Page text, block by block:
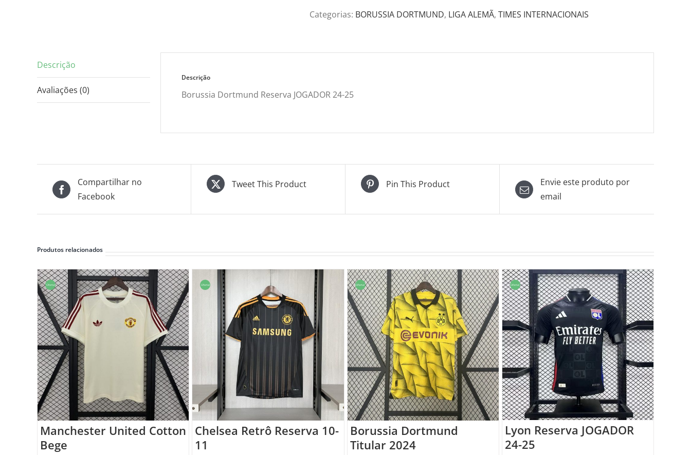
Categorias: BORUSSIA DORTMUND, LIGA ALEMÃ, TIMES INTERNACIONAIS
Descrição
Avaliações (0)
Descrição
Borussia Dortmund Reserva JOGADOR 24-25
Compartilhar no
Facebook
Tweet This Product Pin This Product
Envie este produto por
email
Produtos relacionados
Oferta!
Manchester United Cotton
Bege
Oferta!
Chelsea Retrô Reserva 10-
11
Oferta!
Borussia Dortmund
Titular 2024
Oferta!
Lyon Reserva JOGADOR
24-25